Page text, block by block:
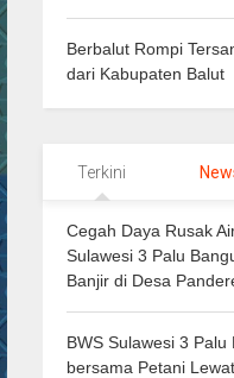
Berbalut Rompi
dari Kabupaten Balut
Terkini
Cegah Daya Rusak
Sulawesi 3 Palu
Banjir di Desa
BWS Sulawesi 3
bersama Petani